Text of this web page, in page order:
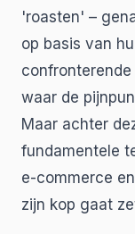
'roasten' –
op basis van
waar de
Maar achter
fundamentele
e-commerce
zijn kop gaat